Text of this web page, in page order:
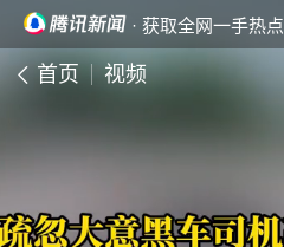
· 获取全网一手热点
首页 视频